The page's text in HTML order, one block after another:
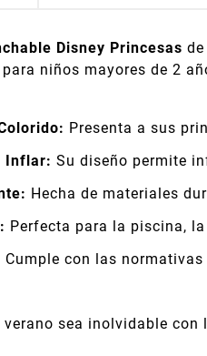
Disney Princesas
niños mayores de 2
Presenta a sus
Inflar: Su diseño permite
Hecha de materiales
Perfecta para la piscina,
Cumple con las
verano sea inolvidable